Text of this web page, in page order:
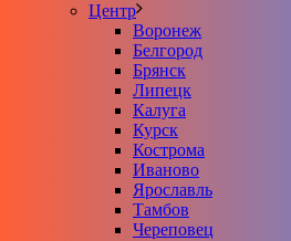
Центр
Воронеж
Белгород
Брянск
Липецк
Калуга
Курск
Кострома
Иваново
Ярославль
Тамбов
Череповец